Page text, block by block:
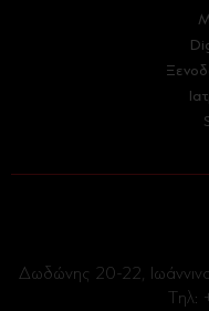
Δωδώνης 20-22,
Tηλ: